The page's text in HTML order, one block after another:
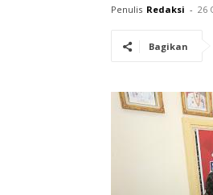
Penulis Redaksi - 26
Bagikan